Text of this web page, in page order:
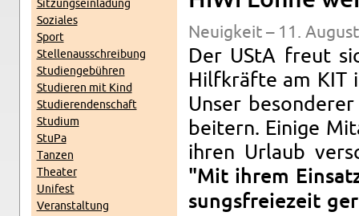
Sit­zungs­ein­la­dung
So­zia­les
Sport
Stel­len­aus­schrei­bung
Stu­di­en­ge­büh­ren
Stu­die­ren mit Kind
Stu­die­ren­den­schaft
Stu­di­um
StuPa
Tan­zen
Thea­ter
Uni­fest
Ver­an­stal­tung
Neu­ig­keit – 11.
Der UStA freut
Hilfkräf­te am KIT
Unser
bei­tern. Ei­ni­ge
ihren Ur­laub
"Mit ihrem
sungs­frei­e­zeit